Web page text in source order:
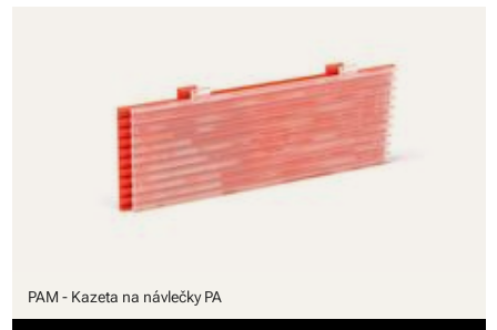
PAM - Kazeta na návlečky PA